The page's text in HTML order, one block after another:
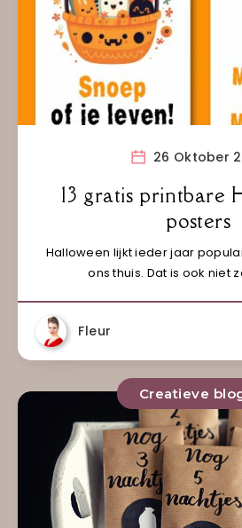
26 Oktober
13 gratis printbare
posters
Halloween lijkt ieder jaar
ons thuis. Dat is ook niet
Fleur
Creatieve